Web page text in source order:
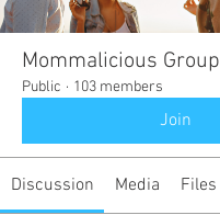
Mommalicious Group
Public · 103 members
Join
Discussion Media Files